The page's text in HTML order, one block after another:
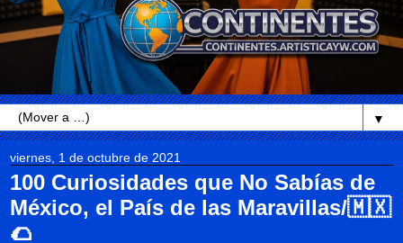
▼
viernes, 1 de octubre de 2021
100 Curiosidades que No Sabías de
México, el País de las Maravillas/🇲🇽
🌮